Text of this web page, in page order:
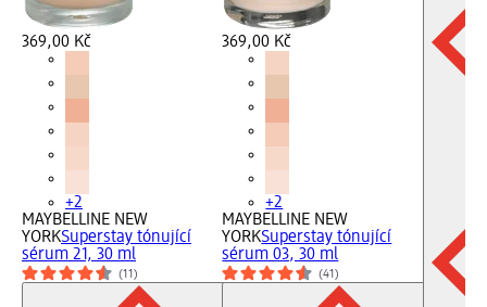
369,00 Kč
+2
MAYBELLINE NEW
YORKSuperstay tónující
sérum 21, 30 ml
(11)
369,00 Kč
+2
MAYBELLINE NEW
YORKSuperstay tónující
sérum 03, 30 ml
(41)